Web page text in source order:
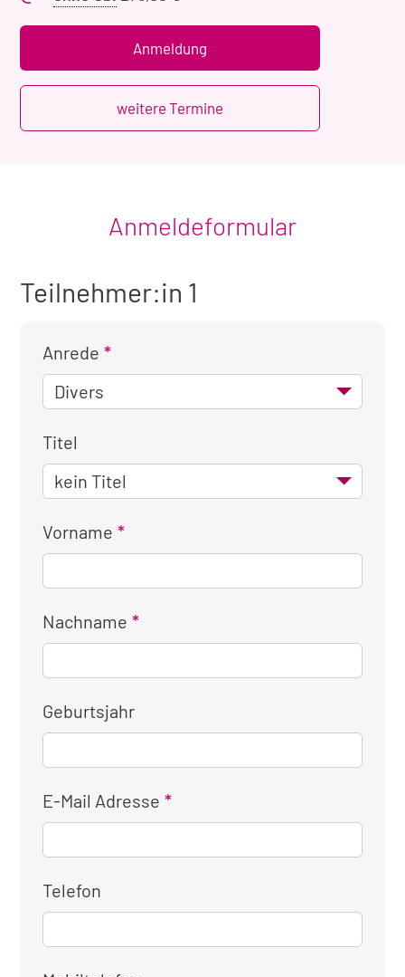
Übernachtung
Anmeldung
weitere Termine
Anmeldeformular
Teilnehmer:in 1
Anrede
Titel
Vorname
Nachname
Geburtsjahr
E-Mail Adresse
Telefon